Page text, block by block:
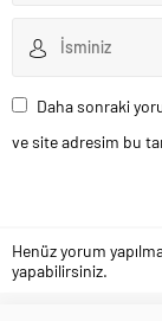
Daha sonraki
ve site adresim bu
Henüz yorum
yapabilirsiniz.